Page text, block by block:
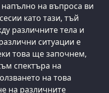
на въпроса ви
като тази, тъй
различните тела и
ситуации е
това ще започнем,
спектъра на
на това
на различните